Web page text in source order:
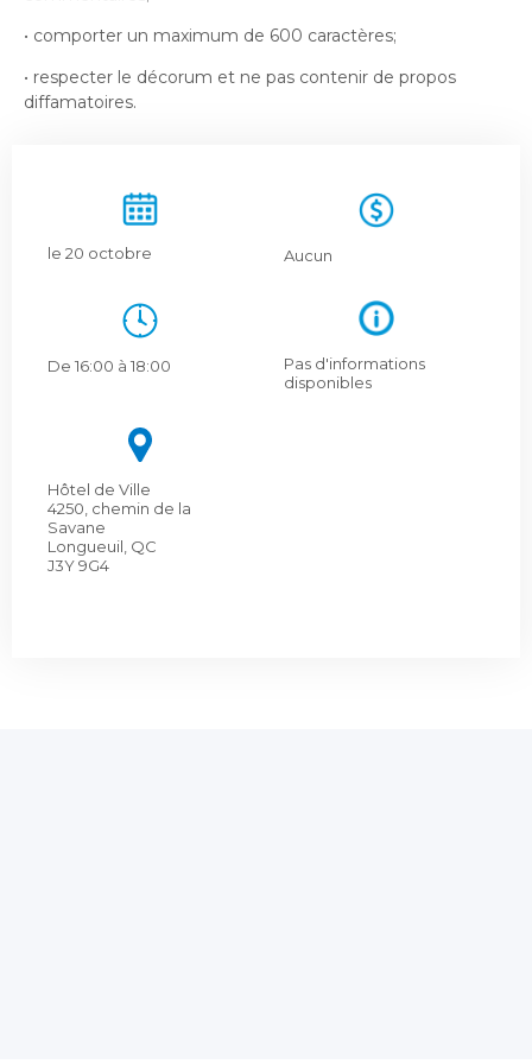
nouvelle
fenêtre
Bureau de l’éthique et de l’inspection
contractuelle
une
nouvelle
Bureau protecteur citoyen
Centre-ville de Longueuil
Centre-ville de Longueuil
Gouvernance et saine gestion
Office de participation publique de Longueuil
fenêtre
Politiques municipales
Réclamations
Réclamations
• comporter un maximum de 600 caractères;
• respecter le décorum et ne pas contenir de propos
diffamatoires.
le 20 octobre
De 16:00 à 18:00
Aucun
Pas d'informations
disponibles
Hôtel de Ville
4250, chemin de la
Savane
Longueuil, QC
J3Y 9G4